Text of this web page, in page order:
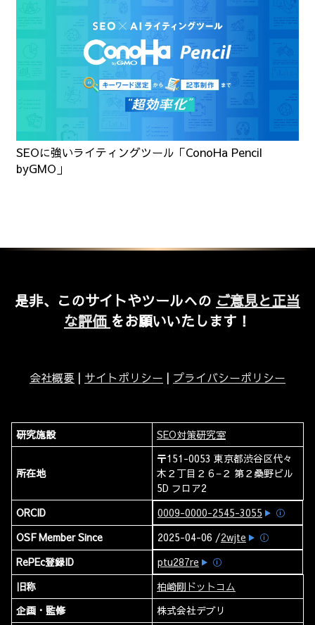
SEOに強いライティングツール「ConoHa Pencil
byGMO」
是非、このサイトやツールへの ご意見と正当
な評価 をお願いいたします！
会社概要 | サイトポリシー | プライバシーポリシー
研究施設 SEO対策研究室
所在地
〒151-0053 東京都渋谷区代々
木２丁目２６−２ 第２桑野ビル
5D フロア2
ORCID
0009-0000-2545-3055
ⓘ
OSF Member Since
2025-04-06 /2wjte
ⓘ
RePEc登録ID
ptu287re
ⓘ
旧称
柏崎剛ドットコム
企画・監修
株式会社デブリ